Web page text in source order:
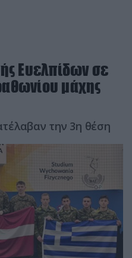
Ευελπίδων σε
μάχης
την 3η θέση